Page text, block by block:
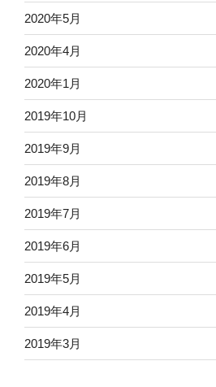
2020年5月
2020年4月
2020年1月
2019年10月
2019年9月
2019年8月
2019年7月
2019年6月
2019年5月
2019年4月
2019年3月